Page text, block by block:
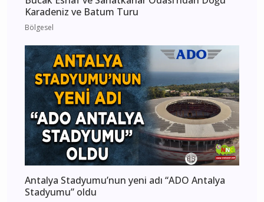
Karadeniz ve Batum Turu
Bölgesel
Antalya Stadyumu’nun yeni adı “ADO Antalya
Stadyumu” oldu